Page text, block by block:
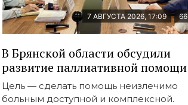
7 АВГУСТА 2026, 17:09 66
В Брянской области обсудили
развитие паллиативной помощи
Цель — сделать помощь неизлечимо
больным доступной и комплексной.